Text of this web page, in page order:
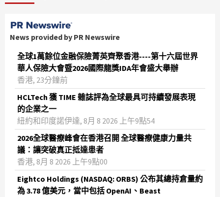
News provided by PR Newswire
全球1萬餘位金融保險菁英齊聚香港----第十六屆世界
華人保險大會暨2026國際龍獎IDA年會盛大舉辦
香港, 23分鐘前
HCLTech 獲 TIME 雜誌評為全球最具可持續發展表現
的企業之一
紐約和印度諾伊達, 8月 8 2026 上午9點54
2026全球醫療峰會在香港召開 全球醫療健康力量共
議：讓突破真正抵達患者
香港, 8月 8 2026 上午9點00
Eightco Holdings (NASDAQ: ORBS) 公布其總持倉量約
為 3.78 億美元，當中包括 OpenAI、Beast